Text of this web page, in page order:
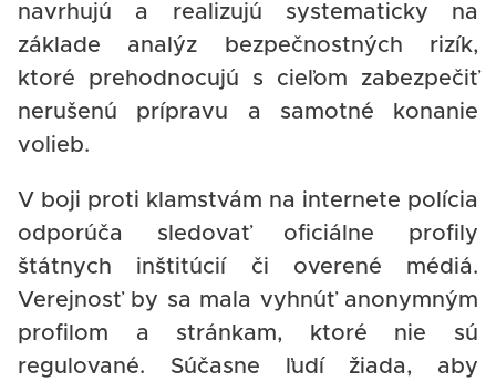
navrhujú a realizujú systematicky na
základe analýz bezpečnostných rizík,
ktoré prehodnocujú s cieľom zabezpečiť
nerušenú prípravu a samotné konanie
volieb.
V boji proti klamstvám na internete polícia
odporúča sledovať oficiálne profily
štátnych inštitúcií či overené médiá.
Verejnosť by sa mala vyhnúť anonymným
profilom a stránkam, ktoré nie sú
regulované. Súčasne ľudí žiada, aby